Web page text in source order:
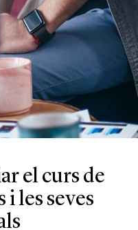
el curs de
i les seves